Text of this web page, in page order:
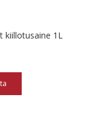
kiillotusaine 1L